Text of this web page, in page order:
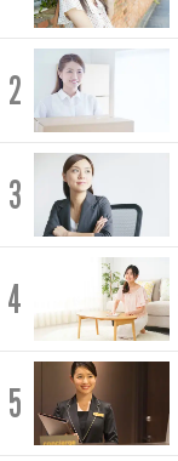
2
3
4
5